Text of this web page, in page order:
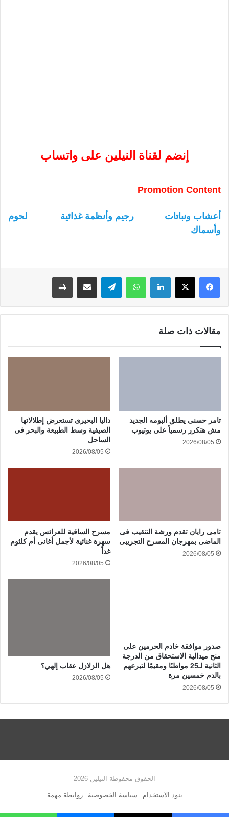
إنضم لقناة النيلين على واتساب
Promotion Content
أعشاب ونباتات رجيم وأنظمة غذائية
لحوم
وأسماك
لينكدإن واتساب
مقالات ذات صلة
تامر حسنى يطلق ألبومه الجديد
مش هتكرر رسمياً على يوتيوب
2026/08/05
داليا البحيرى تستعرض إطلالاتها
الصيفية وسط الطبيعة والبحر فى
الساحل
2026/08/05
تامى رايان تقدم ورشة التنقيب فى
الماضى بمهرجان المسرح التجريبى
2026/08/05
مسرح الساقية للعرائس يقدم
سهرة غنائية لأجمل أغانى أم كلثوم
غداً
2026/08/05
صدور موافقة خادم الحرمين على
منح ميدالية الاستحقاق من الدرجة
الثانية لـ25 مواطنًا ومقيمًا لتبرعهم
بالدم خمسين مرة
2026/08/05
هل الزلازل عقاب إلهي؟
2026/08/05
الحقوق محفوظة النيلين 2026
بنود الاستخدام سياسة الخصوصية روابطة مهمة